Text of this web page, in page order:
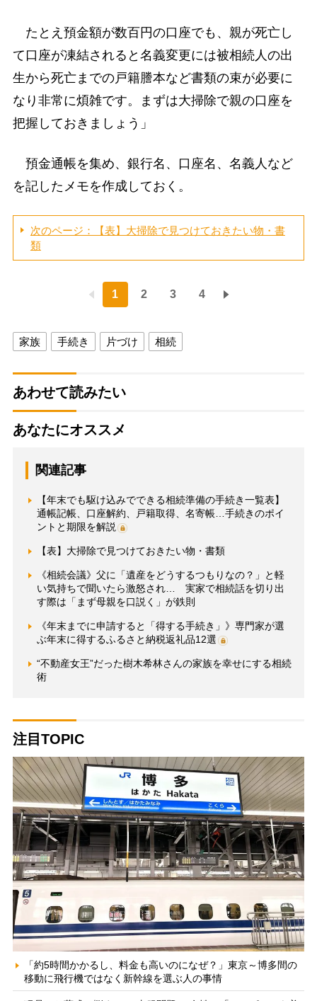
たとえ預金額が数百円の口座でも、親が死亡し
て口座が凍結されると名義変更には被相続人の出
生から死亡までの戸籍謄本など書類の束が必要に
なり非常に煩雑です。まずは大掃除で親の口座を
把握しておきましょう」
預金通帳を集め、銀行名、口座名、名義人など
を記したメモを作成しておく。
次のページ：【表】大掃除で見つけておきたい物・書
類
1 2 3 4
家族 手続き 片づけ 相続
あわせて読みたい
あなたにオススメ
関連記事
【年末でも駆け込みでできる相続準備の手続き一覧表】
通帳記帳、口座解約、戸籍取得、名寄帳…手続きのポイ
ントと期限を解説
【表】大掃除で見つけておきたい物・書類
《相続会議》父に「遺産をどうするつもりなの？」と軽
い気持ちで聞いたら激怒され… 実家で相続話を切り出
す際は「まず母親を口説く」が鉄則
《年末までに申請すると「得する手続き」》専門家が選
ぶ年末に得するふるさと納税返礼品12選
“不動産女王”だった樹木希林さんの家族を幸せにする相続
術
注目TOPIC
「約5時間かかるし、料金も高いのになぜ？」東京～博多間の
移動に飛行機ではなく新幹線を選ぶ人の事情